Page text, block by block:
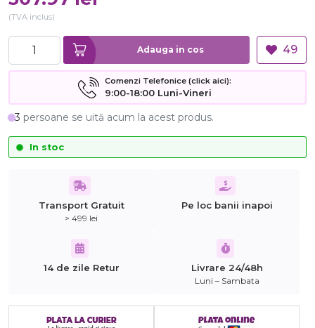
(TVA inclus)
Adauga in cos 49
Comenzi Telefonice (click aici):
9:00-18:00 Luni-Vineri
3 persoane se uită acum la acest produs.
In stoc
Transport Gratuit
> 499 lei
Pe loc banii inapoi
14 de zile Retur Livrare 24/48h
Luni – Sambata